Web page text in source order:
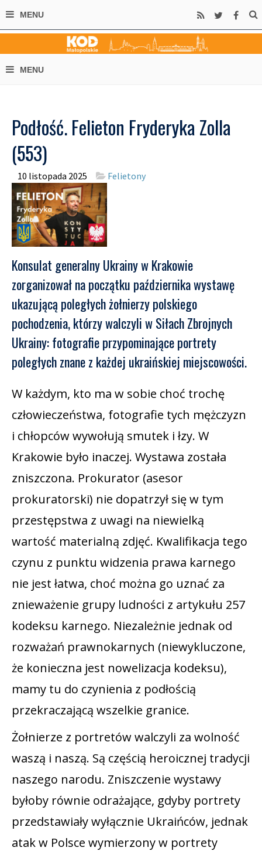
Podłość. Felieton Fryderyka Zolla
(553)
10 listopada 2025 Felietony
Konsulat generalny Ukrainy w Krakowie
zorganizował na początku października wystawę
ukazującą poległych żołnierzy polskiego
pochodzenia, którzy walczyli w Siłach Zbrojnych
Ukrainy: fotografie przypominające portrety
poległych znane z każdej ukraińskiej miejscowości.
W każdym, kto ma w sobie choć trochę
człowieczeństwa, fotografie tych mężczyzn
i chłopców wywołują smutek i łzy. W
Krakowie było inaczej. Wystawa została
zniszczona. Prokurator (asesor
prokuratorski) nie dopatrzył się w tym
przestępstwa z uwagi na niewielką
wartość materialną zdjęć. Kwalifikacja tego
czynu z punktu widzenia prawa karnego
nie jest łatwa, choć można go uznać za
znieważenie grupy ludności z artykułu 257
kodeksu karnego. Niezależnie jednak od
rozważań prawnokarnych (niewykluczone,
że konieczna jest nowelizacja kodeksu),
mamy tu do czynienia z podłością
przekraczającą wszelkie granice.
Żołnierze z portretów walczyli za wolność
waszą i naszą. Są częścią heroicznej tradycji
naszego narodu. Zniszczenie wystawy
byłoby równie odrażające, gdyby portrety
przedstawiały wyłącznie Ukraińców, jednak
atak w Polsce wymierzony w portrety